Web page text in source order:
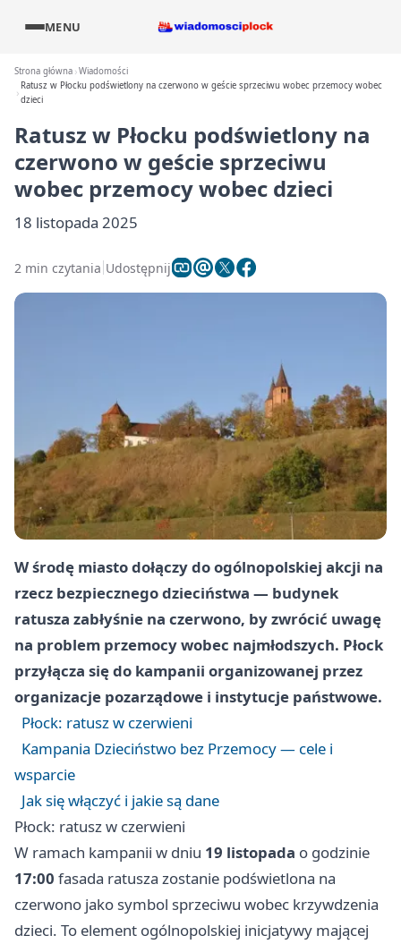
MENU
Strona główna Wiadomości
Ratusz w Płocku podświetlony na czerwono w geście sprzeciwu wobec przemocy wobec
dzieci
Ratusz w Płocku podświetlony na
czerwono w geście sprzeciwu
wobec przemocy wobec dzieci
18 listopada 2025
2 min czytania Udostępnij
W środę miasto dołączy do ogólnopolskiej akcji na
rzecz bezpiecznego dzieciństwa — budynek
ratusza zabłyśnie na czerwono, by zwrócić uwagę
na problem przemocy wobec najmłodszych. Płock
przyłącza się do kampanii organizowanej przez
organizacje pozarządowe i instytucje państwowe.
Płock: ratusz w czerwieni
Kampania Dzieciństwo bez Przemocy — cele i
wsparcie
Jak się włączyć i jakie są dane
Płock: ratusz w czerwieni
W ramach kampanii w dniu 19 listopada o godzinie
17:00 fasada ratusza zostanie podświetlona na
czerwono jako symbol sprzeciwu wobec krzywdzenia
dzieci. To element ogólnopolskiej inicjatywy mającej